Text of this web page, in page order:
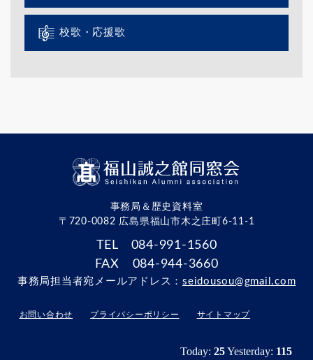
校歌・応援歌
事務局＆歴史資料室
〒720-0082 広島県福山市木之庄町6-11-1
TEL 084-991-1560
FAX 084-944-3660
事務局担当者宛メールアドレス： seidousou@gmail.com
お問い合わせ プライバシーポリシー サイトマップ